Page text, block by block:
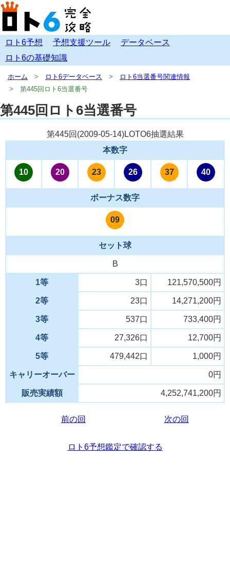
ロト6予想 予想支援ツール
データベース
ロト6の基礎知識
ホーム ロト6データベース
ロト6当選番号関連情報
第445回ロト6当選番号
第445回ロト6当選番号
第445回(2009-05-14)LOTO6抽選結果
本数字
10 20 23 26 37 40
ボーナス数字
09
セット球
B
1等 3口 121,570,500円
2等 23口 14,271,200円
3等 537口 733,400円
4等 27,326口 12,700円
5等 479,442口 1,000円
キャリーオーバー 0円
販売実績額 4,252,741,200円
前の回 次の回
ロト6予想鑑定で確認する